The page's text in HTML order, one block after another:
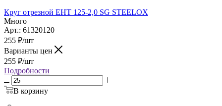
Круг отрезной ЕНТ 125-2,0 SG STEELOX
Много
Арт.: 61320120
255 ₽/шт
Варианты цен
255 ₽/шт
Подробности
В корзину